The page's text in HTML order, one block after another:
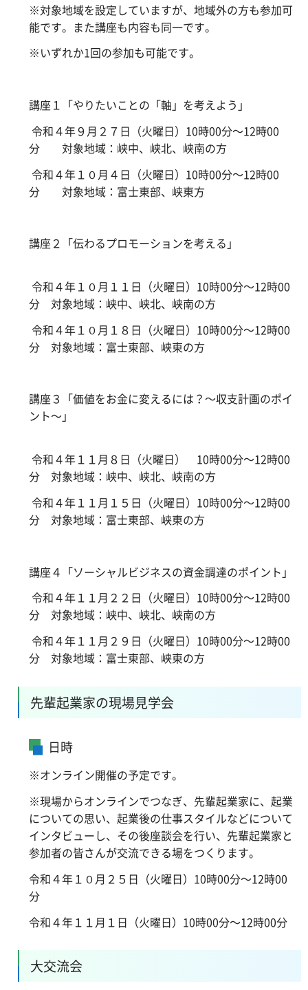
※対象地域を設定していますが、地域外の方も参加可
能です。また講座も内容も同一です。
※いずれか1回の参加も可能です。
講座１「やりたいことの「軸」を考えよう」
令和４年９月２７日（火曜日）10時00分～12時00
分 対象地域：峡中、峡北、峡南の方
令和４年１０月４日（火曜日）10時00分～12時00
分 対象地域：富士東部、峡東方
講座２「伝わるプロモーションを考える」
令和４年１０月１１日（火曜日）10時00分～12時00
分 対象地域：峡中、峡北、峡南の方
令和４年１０月１８日（火曜日）10時00分～12時00
分 対象地域：富士東部、峡東の方
講座３「価値をお金に変えるには？～収支計画のポイ
ント～」
令和４年１１月８日（火曜日） 10時00分～12時00
分 対象地域：峡中、峡北、峡南の方
令和４年１１月１５日（火曜日）10時00分～12時00
分 対象地域：富士東部、峡東の方
講座４「ソーシャルビジネスの資金調達のポイント」
令和４年１１月２２日（火曜日）10時00分～12時00
分 対象地域：峡中、峡北、峡南の方
令和４年１１月２９日（火曜日）10時00分～12時00
分 対象地域：富士東部、峡東の方
先輩起業家の現場見学会
日時
※オンライン開催の予定です。
※現場からオンラインでつなぎ、先輩起業家に、起業
についての思い、起業後の仕事スタイルなどについて
インタビューし、その後座談会を行い、先輩起業家と
参加者の皆さんが交流できる場をつくります。
令和４年１０月２５日（火曜日）10時00分～12時00
分
令和４年１１月１日（火曜日）10時00分～12時00分
大交流会